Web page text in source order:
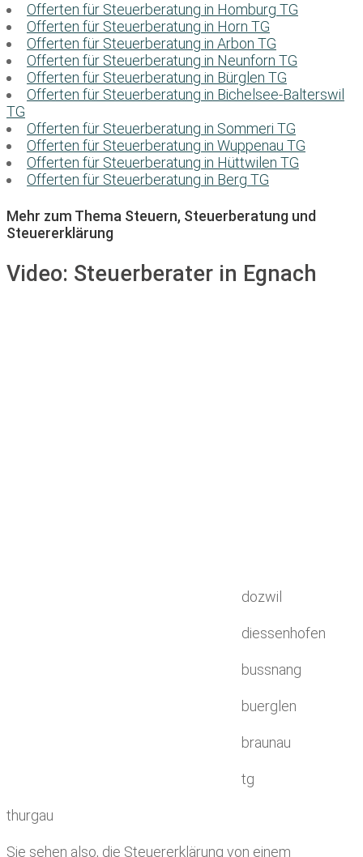
Offerten für Steuerberatung in Homburg TG
Offerten für Steuerberatung in Horn TG
Offerten für Steuerberatung in Arbon TG
Offerten für Steuerberatung in Neunforn TG
Offerten für Steuerberatung in Bürglen TG
Offerten für Steuerberatung in Bichelsee-Balterswil
TG
Offerten für Steuerberatung in Sommeri TG
Offerten für Steuerberatung in Wuppenau TG
Offerten für Steuerberatung in Hüttwilen TG
Offerten für Steuerberatung in Berg TG
Mehr zum Thema Steuern, Steuerberatung und
Steuererklärung
Video: Steuerberater in Egnach
dozwil
diessenhofen
bussnang
buerglen
braunau
tg
thurgau
Sie sehen also, die Steuererklärung von einem